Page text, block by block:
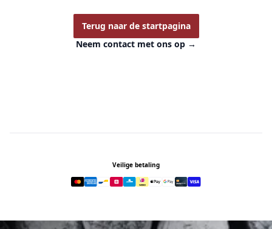
Terug naar de startpagina
Neem contact met ons op →
Veilige betaling